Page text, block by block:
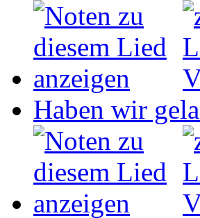
Haben wir